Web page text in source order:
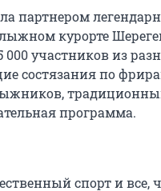
партнером
курорте
000 участников из
состязания по
программа.
спорт и все,